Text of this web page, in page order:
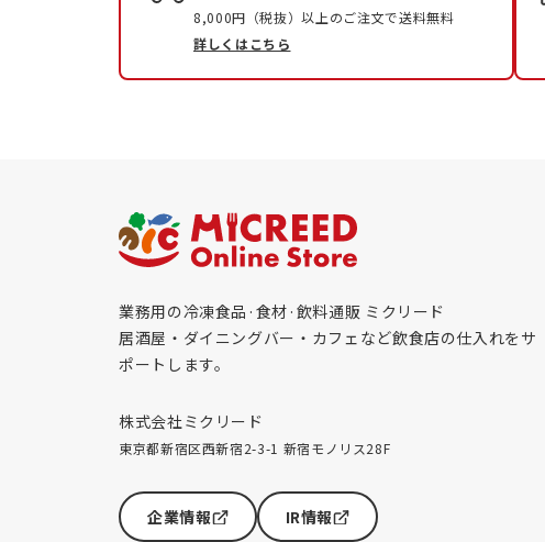
8,000円（税抜）以上のご注文で送料無料
詳しくはこちら
業務用の冷凍食品·食材·飲料通販 ミクリード
居酒屋・ダイニングバー・カフェなど飲食店の仕入れをサ
ポートします。
株式会社ミクリード
東京都新宿区西新宿2-3-1 新宿モノリス28F
企業情報 IR情報